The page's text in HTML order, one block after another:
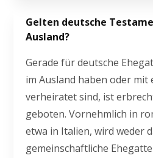
Gelten deutsche
Ausland?
Gerade für deutsche
im Ausland haben oder mit
verheiratet sind, ist
geboten. Vornehmlich in
etwa in Italien, wird weder
gemeinschaftliche